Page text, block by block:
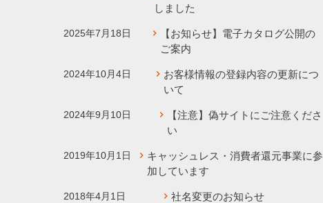
しました
2025年7月18日
【お知らせ】電子カタログ公開の
ご案内
2024年10月4日
お客様情報の登録内容の更新につ
いて
2024年9月10日
【注意】偽サイトにご注意くださ
い
2019年10月1日
キャッシュレス・消費者還元事業に参
加しています
2018年4月1日 社名変更のお知らせ